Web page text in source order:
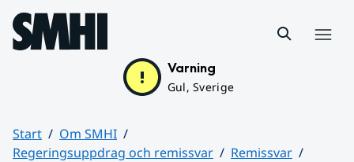
Hoppa till sidans innehåll
Varning
Gul, Sverige
Start
Om SMHI
Regeringsuppdrag och remissvar
Remissvar